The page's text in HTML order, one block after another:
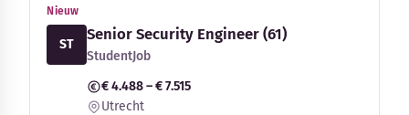
Nieuw
ST
Senior Security Engineer (61)
StudentJob
€ 4.488 – € 7.515
Utrecht